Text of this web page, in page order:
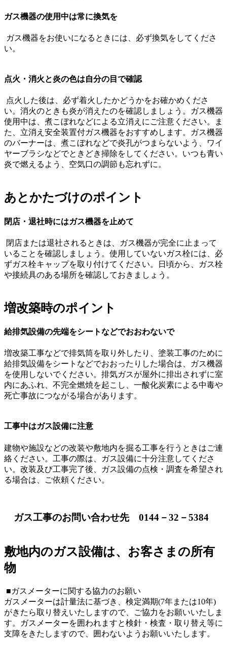
ガス機器の使用中は常に換気を
ガス機器をお使いになるときには、必ず換気をしてくださ
い。
点火・消火と炎の色は自分の目で確認
点火した後は、必ず着火したかどうかをお確かめくださ
い。消火のときも炎が消えたのを確認しましょう。ガス機器
使用中は、煮こぼれなどによる立消えにご注意ください。ま
た、立消え安全装置付ガス機器をおすすめします。ガス機器
のバーナーは、煮こぼれなどで炎孔がつまらないよう、ワイ
ヤーブラシなどでときどき掃除をしてください。いつも青い
炎で燃えるよう、空気口の調節も忘れずに。
あとかたづけのポイント
閉店・退社時にはガス機器を止めて
閉店または退社されるときは、ガス機器が完全に止まって
いることを確認しましょう。使用していないガス栓には、必
ずガス栓キャップを取り付けてください。日頃から、ガス栓
や接続具のある場所を確認しておきましょう。
増改築時のポイント
給排気設備の先端をシートなどでおおわないで
増改築工事などで排気筒を取り外したり、塗装工事のために
給排気設備をシートなどでおおったりした場合は、ガス機器
を使用しないでください。排気ガスが屋外に排出されずに室
内にあふれ、不完全燃焼を起こし、一酸化炭素による中毒や
死亡事故につながる場合があります。
工事中はガス設備に注意
建物や施設などの改装や敷地内を掘る工事を行うときはご連
絡ください。工事の際は、ガス設備に十分注意してくださ
い。改装及び工事完了後、ガス設備の点検・調査を希望され
る場合は、ご依頼ください。
ガス工事のお問い合わせ先 0144－32－5384
敷地内のガス設備は、お客さまの所有
物
■ガスメーターに関する協力のお願い
ガスメーターは計量法に基づき、検定満期(7年または10年)
がきたら取り替えいたしますので、ご協力をお願いいたしま
す。ガスメーターを囲われますと検針・検査・取り替え等に
支障をきたしますので、囲わないようお願いいたします。